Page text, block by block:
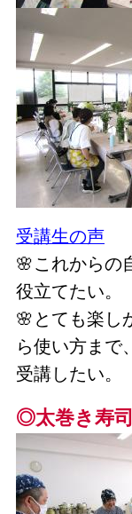
受講生の声
🌸これからの
役立てたい。
🌸とても楽し
ら使い方まで
受講したい。
◎太巻き寿司